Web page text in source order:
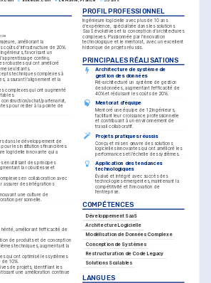
améliorant la
coûts d'infrastructure de 20%.
favorisant un
continu.
robustes qui ont amélioré
existants.
techniques complexes à
assurant l'alignement et la
complexes qui ont augmenté
achat/partenariat,
pour rester à la pointe de
dans le développement de
les institutions financières.
logicielle innovante qui a
en utilisant des principes
la robustesse et
en collaboration avec
assurer des intégrations
une culture de
personnelle.
améliorant l'efficacité de
de produits et de conception
techniques, augmentant la
qui ont optimisé les systèmes
de 10%.
de projets, identifiant les
une amélioration continue
PROFIL PROFESSIONNEL
Ingénieure logicielle avec plus de 10 ans
d'expérience, spécialisée dans les solutions
SaaS évolutives et la conception d'architectures
complexes. Passionnée par l'innovation
technologique et le mentorat, avec un excellent
historique de projets réussis.
PRINCIPALES RÉALISATIONS
Architecture de système de
gestion des données
Ré-architecturé un système de gestion
des données, augmentant l'efficacité de
40% et réduisant les coûts de 20%.
Mentorat d'équipe
Mentoré une équipe de 12 ingénieurs,
facilitant leur croissance professionnelle
et contribuant à un environnement de
travail collaboratif.
Projets pratiques réussis
Conçu et mis en œuvre des solutions
logicielles innovantes qui ont amélioré les
performances et l'échelle des systèmes.
Application des tendances
technologiques
Évalué et intégré avec succès des
technologies émergentes, maintenant la
compétitivité et l'innovation de
l'entreprise.
COMPÉTENCES
Développement SaaS
Architecture Logicielle
Modélisation de Données Complexe
Conception de Systèmes
Restructuration de Code Legacy
Solutions Scalables
LANGUES